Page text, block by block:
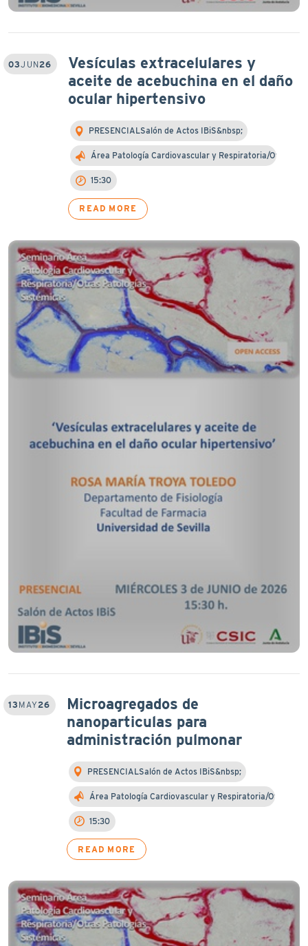
03JUN26
Vesículas extracelulares y
aceite de acebuchina en el daño
ocular hipertensivo
PRESENCIALSalón de Actos IBiS&nbsp;
Área Patología Cardiovascular y Respiratoria/Otra…
15:30
READ MORE
13 MAY26
Microagregados de
nanoparticulas para
administración pulmonar
PRESENCIALSalón de Actos IBiS&nbsp;
Área Patología Cardiovascular y Respiratoria/Otra…
15:30
READ MORE